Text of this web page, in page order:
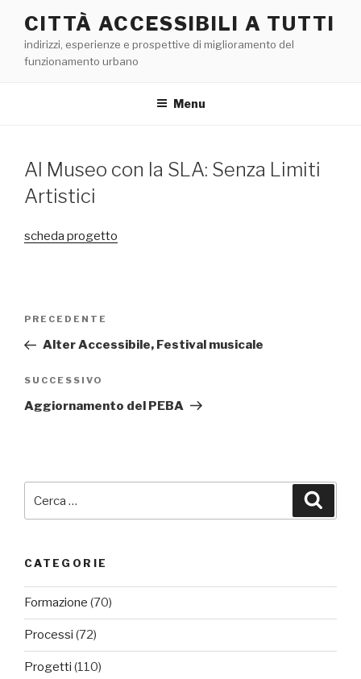
contenuto
CITTÀ ACCESSIBILI A TUTTI
indirizzi, esperienze e prospettive di miglioramento del
funzionamento urbano
Menu
Al Museo con la SLA: Senza Limiti
Artistici
scheda progetto
Articolo
precedente:
PRECEDENTE
Alter Accessibile, Festival musicale
Articolo
successivo
SUCCESSIVO
Aggiornamento del PEBA
CATEGORIE
Formazione (70)
Processi (72)
Progetti (110)